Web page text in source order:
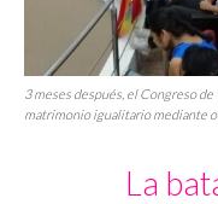
3 meses después, el Congreso
matrimonio igualitario mediante
La